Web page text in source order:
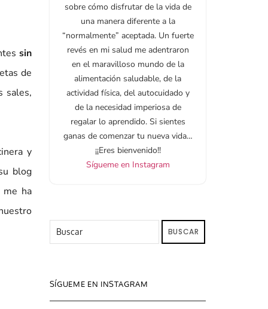
sin
de
sales,
y
blog
me ha
sobre cómo disfrutar de la vida de
una manera diferente a la
“normalmente” aceptada. Un fuerte
revés en mi salud me adentraron
en el maravilloso mundo de la
alimentación saludable, de la
actividad física, del autocuidado y
de la necesidad imperiosa de
regalar lo aprendido. Si sientes
ganas de comenzar tu nueva vida…
¡¡Eres bienvenido!!
Sígueme en Instagram
BUSCAR
SÍGUEME EN INSTAGRAM